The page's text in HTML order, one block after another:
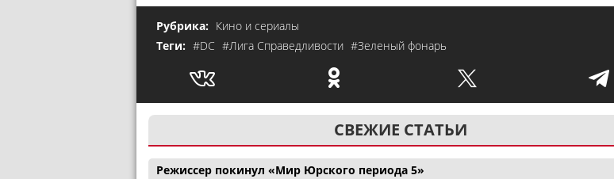
Рубрика: Кино и сериалы
Теги: #DC #Лига Справедливости #Зеленый фонарь
СВЕЖИЕ СТАТЬИ
Режиссер покинул «Мир Юрского периода 5»